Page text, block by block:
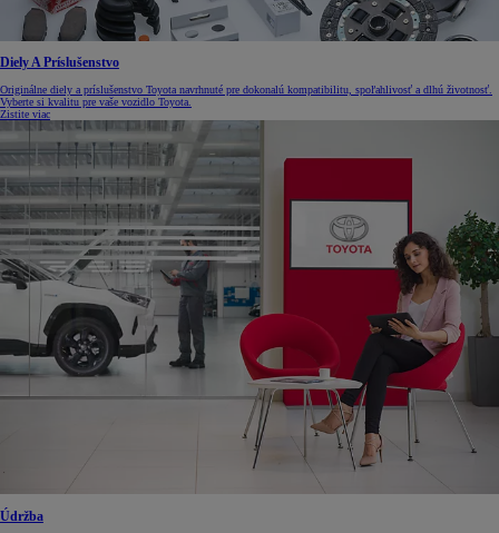
Diely A Príslušenstvo
Originálne diely a príslušenstvo Toyota navrhnuté pre dokonalú kompatibilitu, spoľahlivosť a dlhú životnosť.
Vyberte si kvalitu pre vaše vozidlo Toyota.
Zistite viac
Údržba